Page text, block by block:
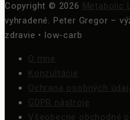
Copyright © 2026 Metabolic
vyhradené. Peter Gregor –
zdravie • low-carb
O mne
Konzultácie
Ochrana osobných
GDPR nástroje
Všeobecné obchodné